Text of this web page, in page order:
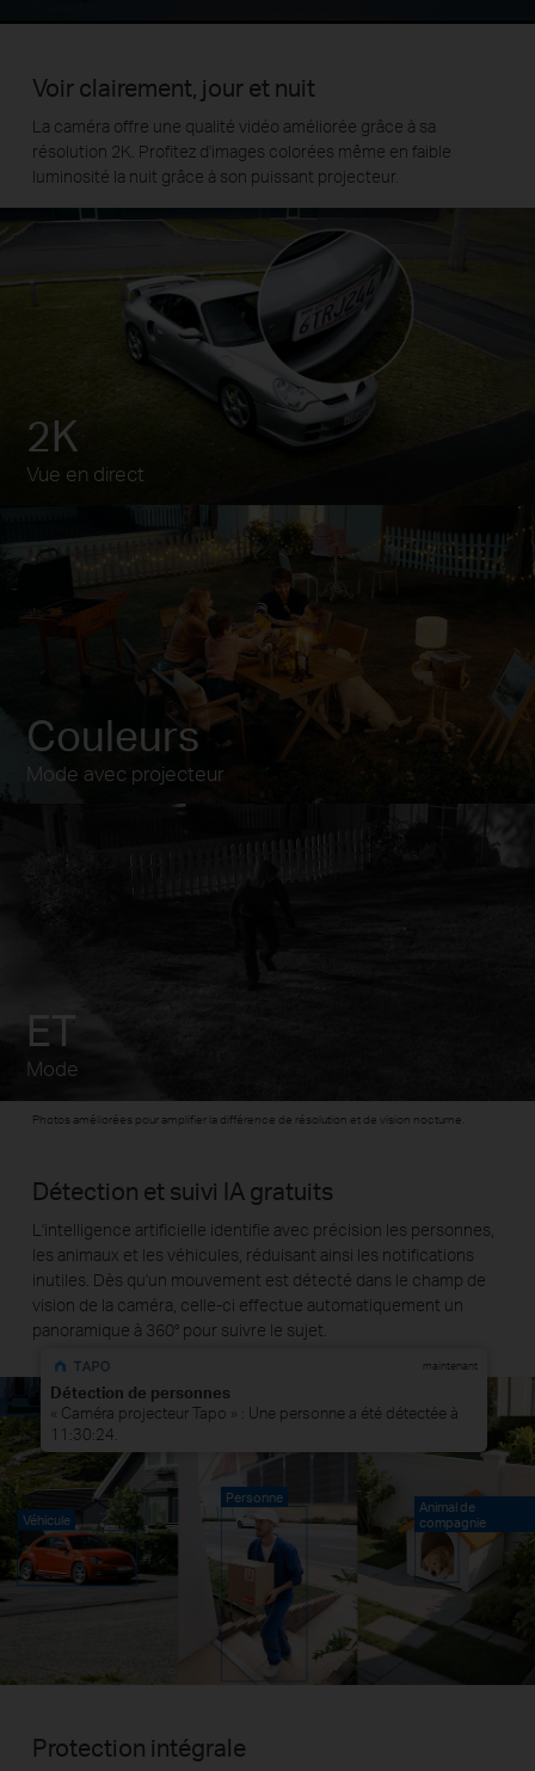
Voir clairement, jour et nuit
La caméra offre une qualité vidéo améliorée grâce à sa
résolution 2K. Profitez d'images colorées même en faible
luminosité la nuit grâce à son puissant projecteur.
2K
Vue en direct
Couleurs
Mode avec projecteur
ET
Mode
Photos améliorées pour amplifier la différence de résolution et de vision nocturne.
Détection et suivi IA gratuits
L'intelligence artificielle identifie avec précision les personnes,
les animaux et les véhicules, réduisant ainsi les notifications
inutiles. Dès qu'un mouvement est détecté dans le champ de
vision de la caméra, celle-ci effectue automatiquement un
panoramique à 360° pour suivre le sujet.
Véhicule
Personne
Animal de
compagnie
maintenant
Détection de personnes
« Caméra projecteur Tapo » : Une personne a été détectée à
11:30:24.
Protection intégrale